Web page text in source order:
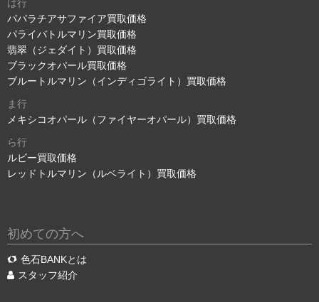
は行
パパラチアサファイア買取価格
パライバトルマリン買取価格
翡翠（ジェダイト）買取価格
ブラックオパール買取価格
ブルートルマリン（インディゴライト）買取価格
ま行
メキシコオパール（ファイヤーオパール）買取価格
ら行
ルビー買取価格
レッドトルマリン（ルベライト）買取価格
初めての方へ
色石BANKとは
スタッフ紹介